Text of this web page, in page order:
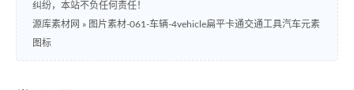
纠纷，本站不负任何责任！
源库素材网 » 图片素材-061-车辆-4vehicle扁平卡通交通工具汽车元素
图标